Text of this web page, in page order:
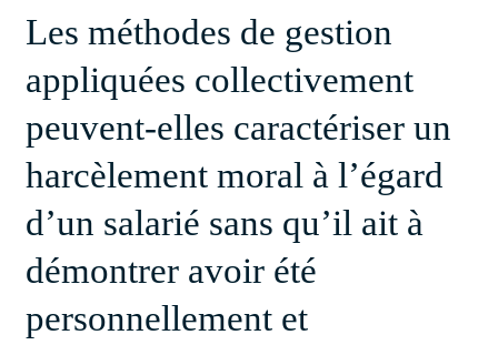
Les méthodes de gestion
appliquées collectivement
peuvent-elles caractériser un
harcèlement moral à l’égard
d’un salarié sans qu’il ait à
démontrer avoir été
personnellement et